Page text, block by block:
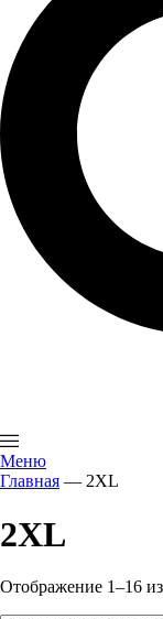
Меню
Главная — 2XL
2XL
Отображение 1–16